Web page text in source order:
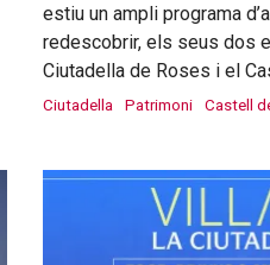
estiu un ampli programa
redescobrir, els seus dos
Ciutadella de Roses i el
Ciutadella Patrimoni Castell